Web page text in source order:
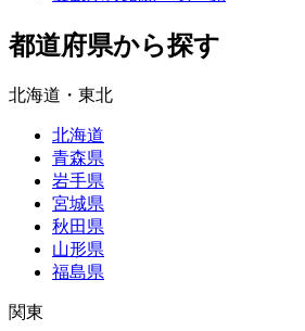
都道府県から探す
北海道・東北
北海道
青森県
岩手県
宮城県
秋田県
山形県
福島県
関東